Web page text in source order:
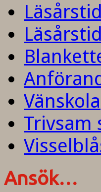
Vänskola
Trivsam
Ansök…